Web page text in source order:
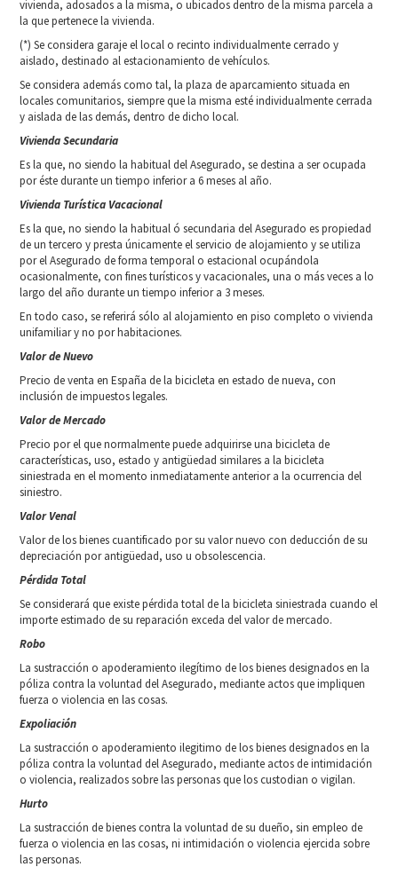
vivienda, adosados a la misma, o ubicados dentro de la misma parcela a
la que pertenece la vivienda.
(*) Se considera garaje el local o recinto individualmente cerrado y
aislado, destinado al estacionamiento de vehículos.
Se considera además como tal, la plaza de aparcamiento situada en
locales comunitarios, siempre que la misma esté individualmente cerrada
y aislada de las demás, dentro de dicho local.
Vivienda Secundaria
Es la que, no siendo la habitual del Asegurado, se destina a ser ocupada
por éste durante un tiempo inferior a 6 meses al año.
Vivienda Turística Vacacional
Es la que, no siendo la habitual ó secundaria del Asegurado es propiedad
de un tercero y presta únicamente el servicio de alojamiento y se utiliza
por el Asegurado de forma temporal o estacional ocupándola
ocasionalmente, con fines turísticos y vacacionales, una o más veces a lo
largo del año durante un tiempo inferior a 3 meses.
En todo caso, se referirá sólo al alojamiento en piso completo o vivienda
unifamiliar y no por habitaciones.
Valor de Nuevo
Precio de venta en España de la bicicleta en estado de nueva, con
inclusión de impuestos legales.
Valor de Mercado
Precio por el que normalmente puede adquirirse una bicicleta de
características, uso, estado y antigüedad similares a la bicicleta
siniestrada en el momento inmediatamente anterior a la ocurrencia del
siniestro.
Valor Venal
Valor de los bienes cuantificado por su valor nuevo con deducción de su
depreciación por antigüedad, uso u obsolescencia.
Pérdida Total
Se considerará que existe pérdida total de la bicicleta siniestrada cuando el
importe estimado de su reparación exceda del valor de mercado.
Robo
La sustracción o apoderamiento ilegítimo de los bienes designados en la
póliza contra la voluntad del Asegurado, mediante actos que impliquen
fuerza o violencia en las cosas.
Expoliación
La sustracción o apoderamiento ilegitimo de los bienes designados en la
póliza contra la voluntad del Asegurado, mediante actos de intimidación
o violencia, realizados sobre las personas que los custodian o vigilan.
Hurto
La sustracción de bienes contra la voluntad de su dueño, sin empleo de
fuerza o violencia en las cosas, ni intimidación o violencia ejercida sobre
las personas.